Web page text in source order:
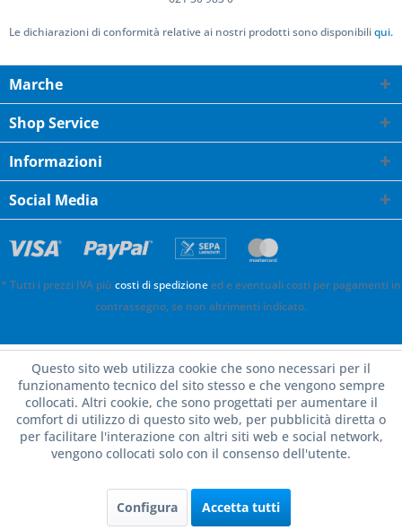
Le dichiarazioni di conformità relative ai nostri prodotti sono disponibiliqui.
Marche
Shop Service
Informazioni
Social Media
* Tutti i prezzi IVA più costi di spedizioneed e eventuali costi per pagamenti in
contrassegno, se non altrimenti indicato.
Questo sito web utilizza cookie che sono necessari per il
funzionamento tecnico del sito stesso e che vengono sempre
collocati. Altri cookie, che sono progettati per aumentare il
comfort di utilizzo di questo sito web, per pubblicità diretta o
per facilitare l'interazione con altri siti web e social network,
vengono collocati solo con il consenso dell'utente.
Configura Accetta tutti